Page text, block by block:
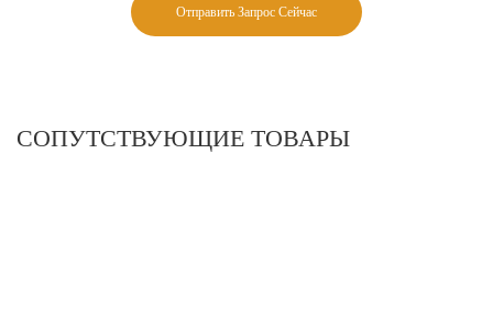
Отправить Запрос Сейчас
СОПУТСТВУЮЩИЕ ТОВАРЫ